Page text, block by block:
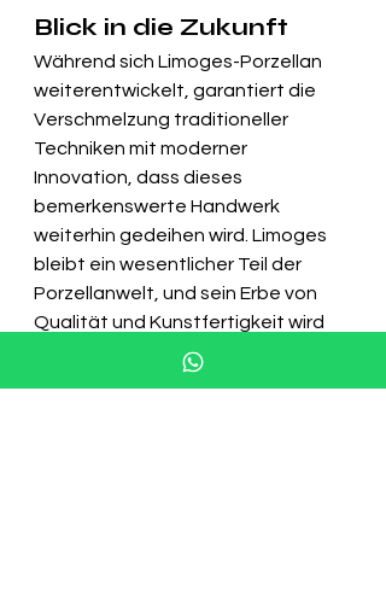
Blick in die Zukunft
Während sich Limoges-Porzellan
weiterentwickelt, garantiert die
Verschmelzung traditioneller
Techniken mit moderner
Innovation, dass dieses
bemerkenswerte Handwerk
weiterhin gedeihen wird. Limoges
bleibt ein wesentlicher Teil der
Porzellanwelt, und sein Erbe von
Qualität und Kunstfertigkeit wird
auch zukünftige Generationen